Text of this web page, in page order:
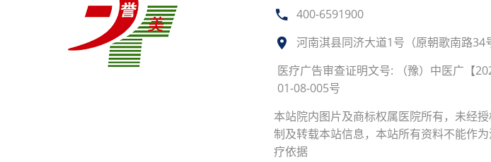
400-6591900
河南淇县同济大道1号（原朝歌南路34
医疗广告审查证明文号: （豫）中医广【
01-08-005号
本站院内图片及商标权属医院所有，未经
制及转载本站信息，本站所有资料不能作
疗依据